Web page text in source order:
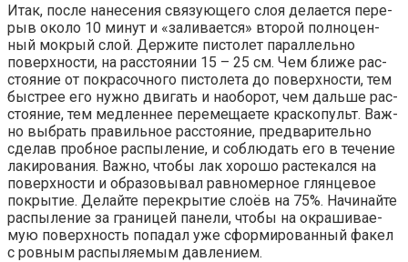
Итак, после нане­се­ния свя­зу­ю­ще­го слоя дела­ет­ся пере­
рыв око­ло 10 минут и «зали­ва­ет­ся» вто­рой пол­но­цен­
ный мок­рый слой. Дер­жи­те писто­лет парал­лель­но
поверх­но­сти, на рас­сто­я­нии 15 – 25 см. Чем бли­же рас­
сто­я­ние от покра­соч­но­го писто­ле­та до поверх­но­сти, тем
быст­рее его нуж­но дви­гать и наобо­рот, чем даль­ше рас­
сто­я­ние, тем мед­лен­нее пере­ме­ща­е­те крас­ко­пульт. Важ­
но выбрать пра­виль­ное рас­сто­я­ние, пред­ва­ри­тель­но
сде­лав проб­ное рас­пы­ле­ние, и соблю­дать его в тече­ние
лаки­ро­ва­ния. Важ­но, что­бы лак хоро­шо рас­те­кал­ся на
поверх­но­сти и обра­зо­вы­вал рав­но­мер­ное глян­це­вое
покры­тие. Делай­те пере­кры­тие сло­ёв на 75%. Начи­най­те
рас­пы­ле­ние за гра­ни­цей пане­ли, что­бы на окра­ши­ва­е­
мую поверх­ность попа­дал уже сфор­ми­ро­ван­ный факел
с ров­ным рас­пы­ля­е­мым давлением.